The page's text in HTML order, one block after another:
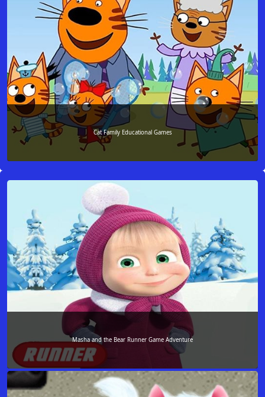
Cat Family Educational Games
Masha and the Bear Runner Game Adventure